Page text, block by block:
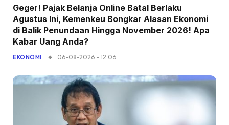
Geger! Pajak Belanja Online Batal Berlaku
Agustus Ini, Kemenkeu Bongkar Alasan Ekonomi
di Balik Penundaan Hingga November 2026! Apa
Kabar Uang Anda?
EKONOMI 06-08-2026 - 12.06